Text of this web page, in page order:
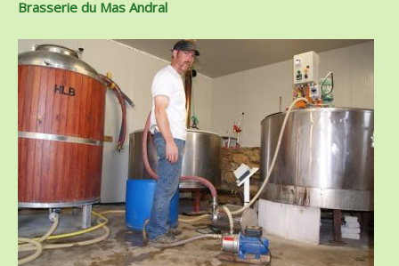
Brasserie du Mas Andral